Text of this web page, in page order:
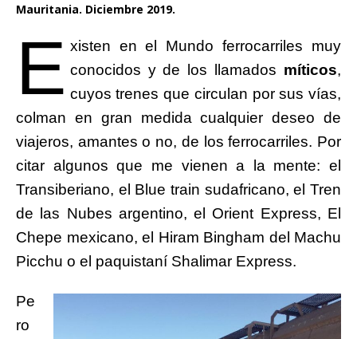
Mauritania. Diciembre 2019.
E xisten en el Mundo ferrocarriles muy
conocidos y de los llamados míticos,
cuyos trenes que circulan por sus vías,
colman en gran medida cualquier deseo de
viajeros, amantes o no, de los ferrocarriles. Por
citar algunos que me vienen a la mente: el
Transiberiano, el Blue train sudafricano, el Tren
de las Nubes argentino, el Orient Express, El
Chepe mexicano, el Hiram Bingham del Machu
Picchu o el paquistaní Shalimar Express.
Pe
ro